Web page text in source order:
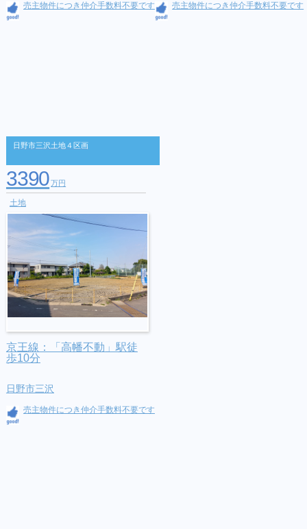
売主物件につき仲介手数料不要です 売主物件につき仲介手数料不要です
日野市三沢土地４区画
3390万円
土地
京王線：「高幡不動」駅徒
歩10分
日野市三沢
売主物件につき仲介手数料不要です